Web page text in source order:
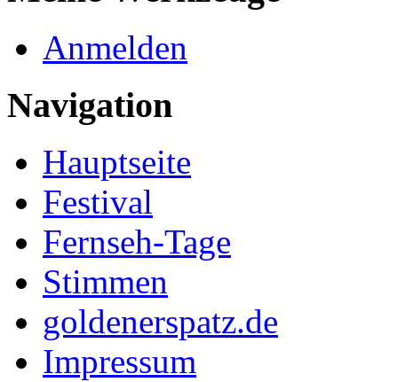
Anmelden
Navigation
Hauptseite
Festival
Fernseh-Tage
Stimmen
goldenerspatz.de
Impressum